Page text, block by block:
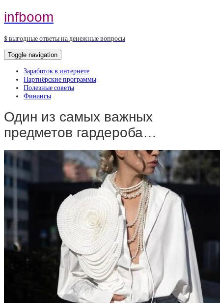
infboom
$ выгодные ответы на денежные вопросы
Toggle navigation
Заработок в интернете
Партнёрские программы
Полезные советы
Финансы
Один из самых важных
предметов гардероба…